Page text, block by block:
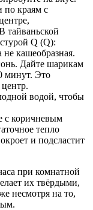
краям с
тайваньской
Q (Q):
не кашеобразная.
Дайте шарикам
минут. Это
водой, чтобы
с коричневым
тепло
и подсластит
при комнатной
их твёрдыми,
несмотря на то,